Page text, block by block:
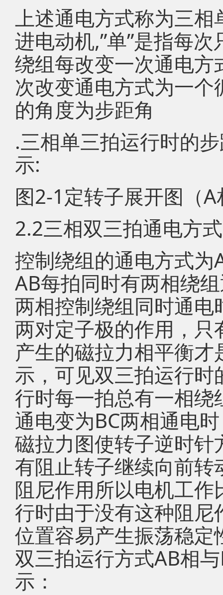
上述通电方式称为三相
进电动机,”单”是指每
绕组每改变一次通电
次改变通电方式为一
的角度为步距角
.三相单三拍运行时的
示:
图2-1定转子展开图（
2.2三相双三拍通电方式
控制绕组的通电方式为
AB每拍同时有两相绕
两相控制绕组同时通
两对定子极的作用，
产生的磁拉力相平衡
示，可见双三拍运行
行时每一拍总有一相
通电变为BC两相通电
磁拉力图使转子逆时
有阻止转子继续向前
阻尼作用所以电机工
行时由于没有这种阻
位置容易产生振荡稳
双三拍运行方式AB相
示：